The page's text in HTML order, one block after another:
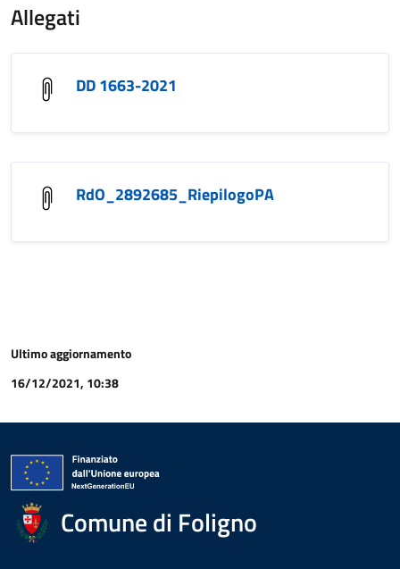
Allegati
DD 1663-2021
RdO_2892685_RiepilogoPA
Ultimo aggiornamento
16/12/2021, 10:38
Comune di Foligno